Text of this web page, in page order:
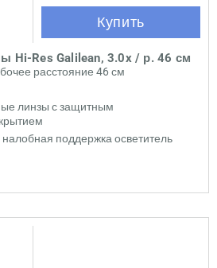
Hi-Res Galilean, 3.0x / р. 46 см
расстояние 46 см
линзы с защитным
поддержка осветитель
Купить